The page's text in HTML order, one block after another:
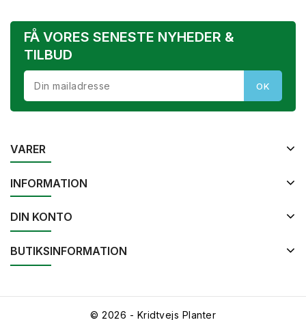
FÅ VORES SENESTE NYHEDER &
TILBUD
VARER
INFORMATION
DIN KONTO
BUTIKSINFORMATION
© 2026 - Kridtvejs Planter